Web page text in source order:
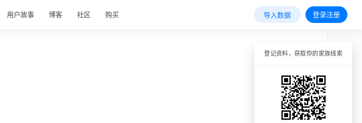
用户故事 博客 社区 购买 导入数据 登录注册
登记资料，获取你的家族线索